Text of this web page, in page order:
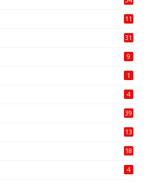
11
31
9
1
4
39
13
18
4